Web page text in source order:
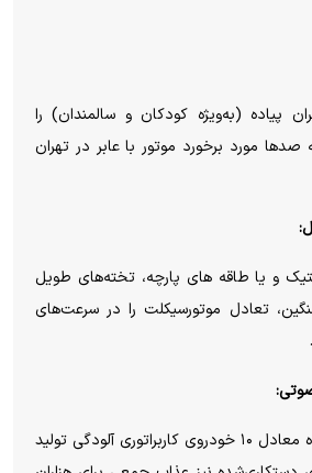
پیاده (به‌ویژه کودکان و سالمندان) را
صدها مورد برخورد موتور با عابر در تهران
و یا طاقه های پارچه، تخته‌های طویل
تعادل موتورسیکلت را در سرعت‌های
موتورسیکلت‌های فرسوده معادل ۱۰ خودروی کاربراتوری آلودگی تولید